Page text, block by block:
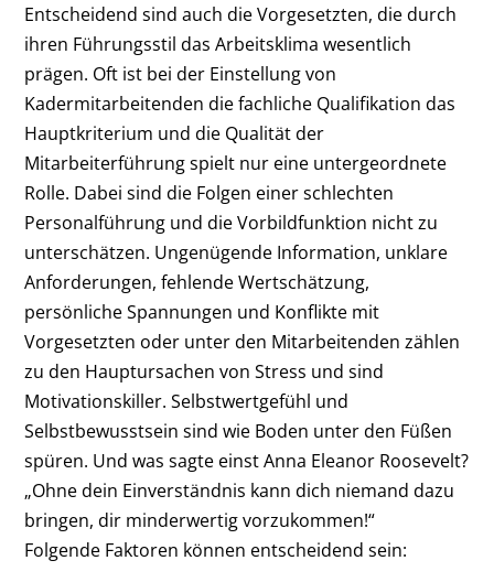
Entscheidend sind auch die Vorgesetzten, die durch
ihren Führungsstil das Arbeitsklima wesentlich
prägen. Oft ist bei der Einstellung von
Kadermitarbeitenden die fachliche Qualifikation das
Hauptkriterium und die Qualität der
Mitarbeiterführung spielt nur eine untergeordnete
Rolle. Dabei sind die Folgen einer schlechten
Personalführung und die Vorbildfunktion nicht zu
unterschätzen. Ungenügende Information, unklare
Anforderungen, fehlende Wertschätzung,
persönliche Spannungen und Konflikte mit
Vorgesetzten oder unter den Mitarbeitenden zählen
zu den Hauptursachen von Stress und sind
Motivationskiller. Selbstwertgefühl und
Selbstbewusstsein sind wie Boden unter den Füßen
spüren. Und was sagte einst Anna Eleanor Roosevelt?
„Ohne dein Einverständnis kann dich niemand dazu
bringen, dir minderwertig vorzukommen!“
Folgende Faktoren können entscheidend sein: